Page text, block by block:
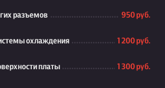
разъемов 950 руб.
охлаждения 1 200 руб.
платы 1 300 руб.